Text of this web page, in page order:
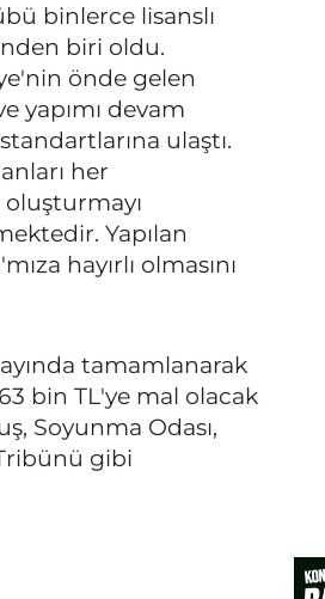
binlerce lisanslı
biri oldu.
önde gelen
yapımı devam
ulaştı.
her
Yapılan
hayırlı olmasını
tamamlanarak
bin TL'ye mal olacak
Soyunma Odası,
gibi